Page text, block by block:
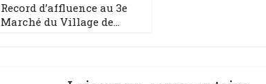
Record d’affluence au 3e
Marché du Village de...